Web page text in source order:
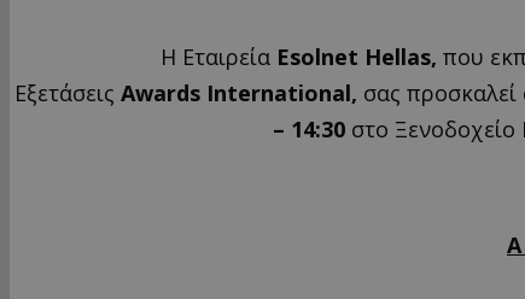
Η Εταιρεία Esolnet Hellas, που
Εξετάσεις Awards International, σας προσκαλεί
– 14:30 στο Ξενοδοχείο